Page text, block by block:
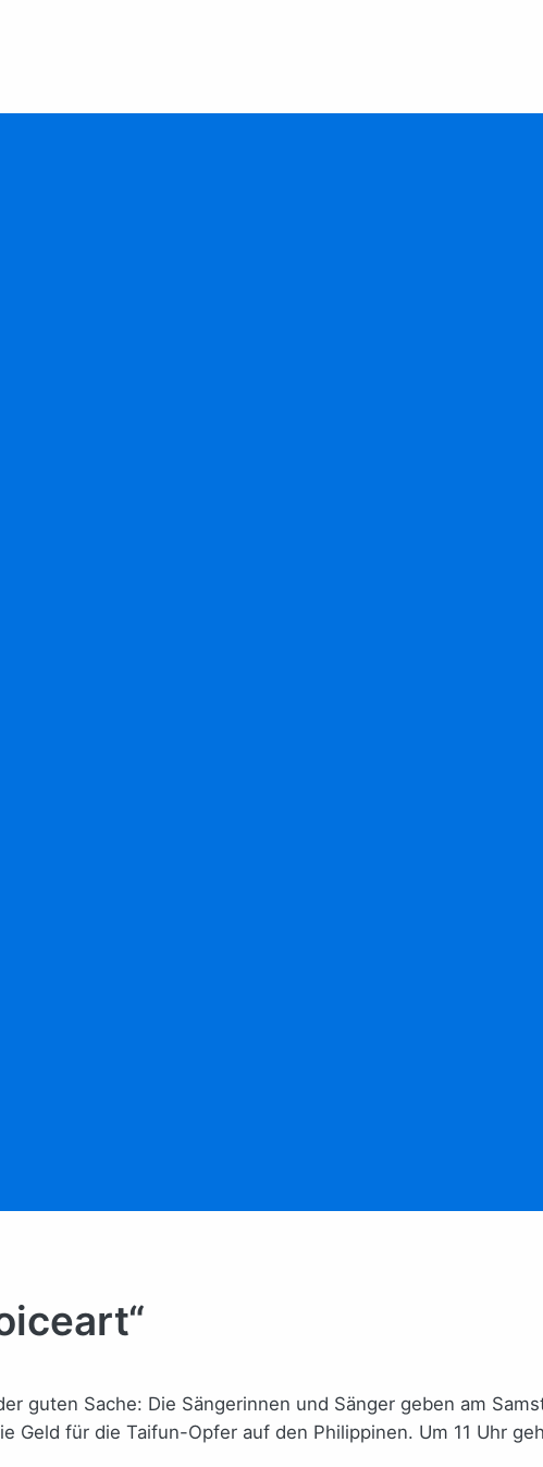
guten Sache: Die Sängerinnen und Sänger geben am
Geld für die Taifun-Opfer auf den Philippinen. Um 11 Uhr